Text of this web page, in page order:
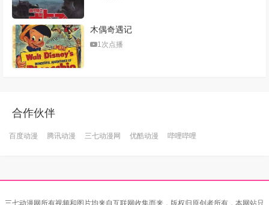
木偶奇遇记
1次点播
合作伙伴
百度动漫 腾讯动漫 三七动漫网 优酷动漫 哔哩哔哩
三七动漫网所有视频和图片均来自互联网收集而来，版权归原创者所有，本网站只